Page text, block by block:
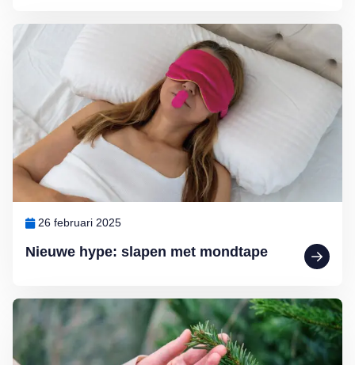
Nieuwe hype: slapen met mondtape
26 februari 2025
Lees meer over Nieuwe hype: slapen met mondtape
Lees meer over Dokter Ted van Essen: Huiduitslag van de